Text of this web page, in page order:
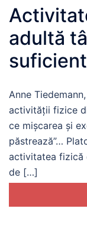
adultă
Anne
activității fizice
ce mișcarea și
păstrează”…
activitatea fizică
de […]